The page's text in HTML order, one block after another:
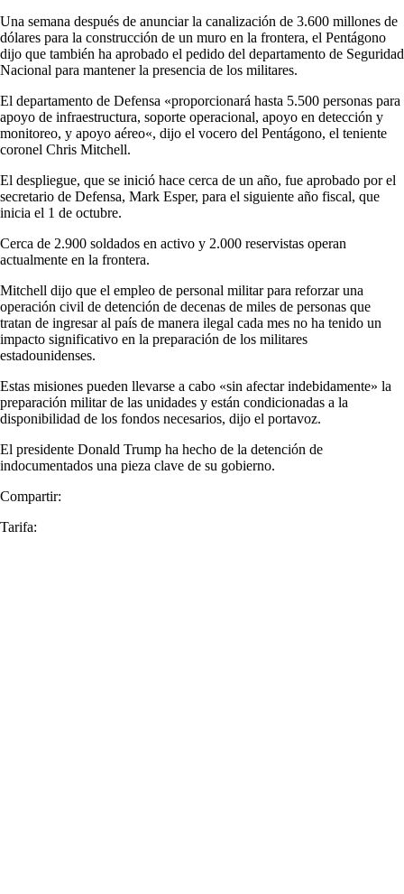
Una semana después de anunciar la canalización de 3.600 millones de
dólares para la construcción de un muro en la frontera, el Pentágono
dijo que también ha aprobado el pedido del departamento de Seguridad
Nacional para mantener la presencia de los militares.
El departamento de Defensa «proporcionará hasta 5.500 personas para
apoyo de infraestructura, soporte operacional, apoyo en detección y
monitoreo, y apoyo aéreo«, dijo el vocero del Pentágono, el teniente
coronel Chris Mitchell.
El despliegue, que se inició hace cerca de un año, fue aprobado por el
secretario de Defensa, Mark Esper, para el siguiente año fiscal, que
inicia el 1 de octubre.
Cerca de 2.900 soldados en activo y 2.000 reservistas operan
actualmente en la frontera.
Mitchell dijo que el empleo de personal militar para reforzar una
operación civil de detención de decenas de miles de personas que
tratan de ingresar al país de manera ilegal cada mes no ha tenido un
impacto significativo en la preparación de los militares
estadounidenses.
Estas misiones pueden llevarse a cabo «sin afectar indebidamente» la
preparación militar de las unidades y están condicionadas a la
disponibilidad de los fondos necesarios, dijo el portavoz.
El presidente Donald Trump ha hecho de la detención de
indocumentados una pieza clave de su gobierno.
Compartir:
Tarifa: